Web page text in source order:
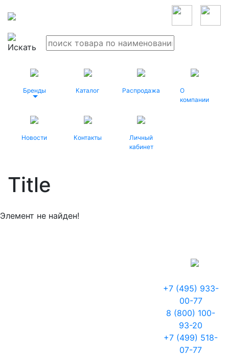
Бренды Каталог Распродажа
О
компании
Новости Контакты
Личный
кабинет
Title
Элемент не найден!
+7 (495) 933-
00-77
8 (800) 100-
93-20
+7 (499) 518-
07-77